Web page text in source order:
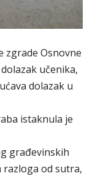
zgrade Osnovne
učenika,
dolazak u
istaknula je
građevinskih
od sutra,